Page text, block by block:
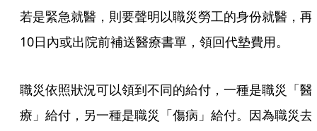
若是緊急就醫，則要聲明以職災勞工的身份就醫，再
10日內或出院前補送醫療書單，領回代墊費用。
職災依照狀況可以領到不同的給付，一種是職災「醫
療」給付，另一種是職災「傷病」給付。因為職災去